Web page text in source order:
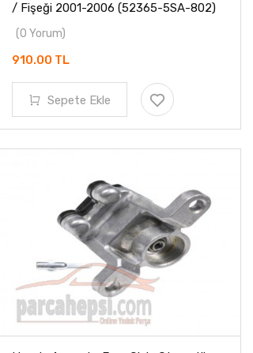
/ Fişeği 2001-2006 (52365-5SA-802)
(0 Yorum)
910.00 TL
Sepete Ekle